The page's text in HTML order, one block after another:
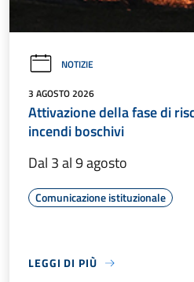
NOTIZIE
3 AGOSTO 2026
Attivazione della fase di
incendi boschivi
Dal 3 al 9 agosto
Comunicazione istituzionale
LEGGI DI PIÙ